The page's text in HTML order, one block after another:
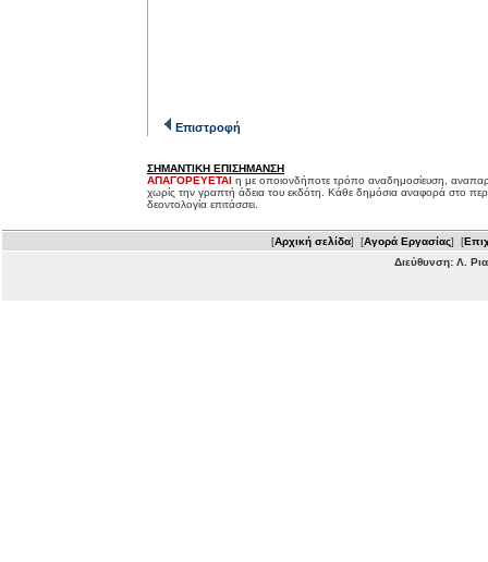
Επιστροφή
ΣΗΜΑΝΤΙΚΗ ΕΠΙΣΗΜΑΝΣΗ
ΑΠΑΓΟΡΕΥΕΤΑΙ η με οποιονδήποτε τρόπο αναδημοσίευση,
χωρίς την γραπτή άδεια του εκδότη. Κάθε δημόσια αναφορά στο
δεοντολογία επιτάσσει.
[Αρχική σελίδα] [Αγορά Εργασίας] [
Διεύθυνση: Λ.